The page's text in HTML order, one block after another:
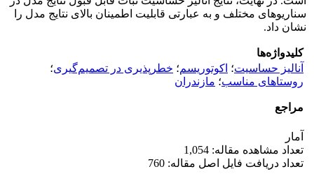
سناریوهای مختلف و به عبارتی قابلیت اطمینان بالای نتایج مدل را
نشان داد.
کلیدواژه‌ها
آنالیز حساسیت؛ اکوتوریسم؛ خطرپذیری در تصمیم‌‌گیری؛
روستاهای مناسب؛ مازندران
مراجع
آمار
تعداد مشاهده مقاله: 1,054
تعداد دریافت فایل اصل مقاله: 760